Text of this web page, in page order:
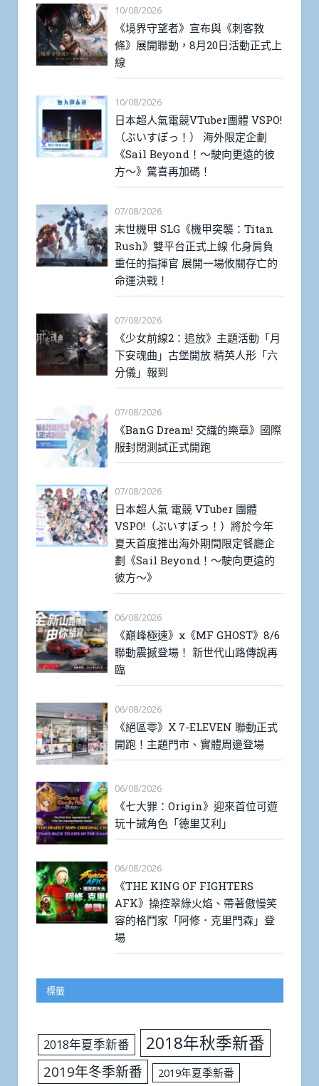
10/08/2026
《境界守望者》宣布與《刺客教
條》展開聯動，8月20日活動正式上
線
10/08/2026
日本超人氣電競VTuber團體 VSPO!
（ぶいすぽっ！） 海外限定企劃
《Sail Beyond！～駛向更遠的彼
方～》驚喜再加碼！
07/08/2026
末世機甲 SLG《機甲突襲：Titan
Rush》雙平台正式上線 化身肩負
重任的指揮官 展開一場攸關存亡的
命運決戰！
07/08/2026
《少女前線2：追放》主題活動「月
下安魂曲」古堡開放 精英人形「六
分儀」報到
07/08/2026
《BanG Dream! 交織的樂章》國際
服封閉測試正式開跑
07/08/2026
日本超人氣 電競 VTuber 團體
VSPO!（ぶいすぽっ！）將於今年
夏天首度推出海外期間限定餐廳企
劃《Sail Beyond！～駛向更遠的
彼方～》
06/08/2026
《巔峰極速》x《MF GHOST》8/6
聯動震撼登場！ 新世代山路傳說再
臨
06/08/2026
《絕區零》X 7-ELEVEN 聯動正式
開跑！主題門市、實體周邊登場
06/08/2026
《七大罪：Origin》迎來首位可遊
玩十誡角色「德里艾利」
06/08/2026
《THE KING OF FIGHTERS
AFK》操控翠綠火焰、帶著傲慢笑
容的格鬥家「阿修．克里門森」登
場
標籤
2018年夏季新番 2018年秋季新番
2019年冬季新番
2019年夏季新番